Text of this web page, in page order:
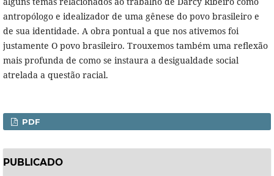
antropólogo e idealizador de uma gênese do povo brasileiro e
de sua identidade. A obra pontual a que nos ativemos foi
justamente O povo brasileiro. Trouxemos também uma reﬂexão
mais profunda de como se instaura a desigualdade social
atrelada a questão racial.
PDF
PUBLICADO